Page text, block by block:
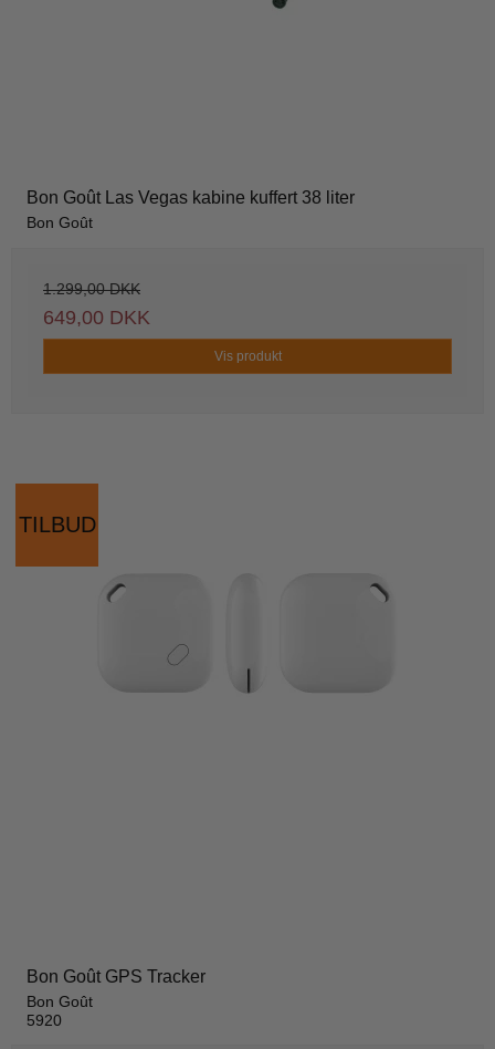
Bon Goût Las Vegas kabine kuffert 38 liter
Bon Goût
1.299,00 DKK
649,00 DKK
Vis produkt
TILBUD
Bon Goût GPS Tracker
Bon Goût
5920